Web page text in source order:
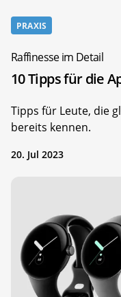
PRAXIS
Raffinesse im Detail
10 Tipps für die
Tipps für Leute, die
bereits kennen.
20. Jul 2023